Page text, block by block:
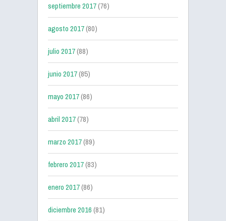
septiembre 2017(76)
agosto 2017(80)
julio 2017(88)
junio 2017(85)
mayo 2017(86)
abril 2017(78)
marzo 2017(89)
febrero 2017(83)
enero 2017(86)
diciembre 2016(81)